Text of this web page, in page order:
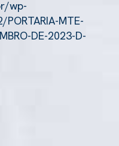
wp-
MTE-
DE-2023-D-